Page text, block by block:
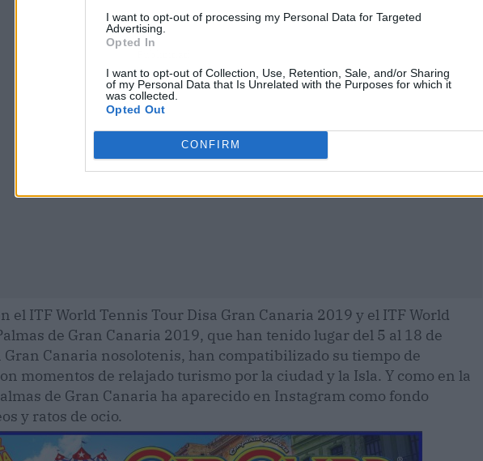
I want to opt-out of processing my Personal Data for Targeted
Advertising.
Opted In
I want to opt-out of Collection, Use, Retention, Sale, and/or Sharing
of my Personal Data that Is Unrelated with the Purposes for which it
was collected.
Opted Out
CONFIRM
el ITF World Tennis Tour Disa Gran Canaria 2019 y el ITF World
de Gran Canaria 2019, que han tenido lugar del 5 al 18 de
Gran Canaria nosolotenis, han compatibilizado su tiempo de
momentos de relajado turismo por la ciudad y la Isla. Y como en la
de Gran Canaria ha aparecido en Instagram como fondo
y ratos de ocio.